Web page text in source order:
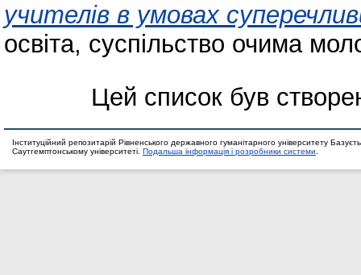
учителів в умовах
освіта, суспільство очима
Цей список був
Інституційний репозитарій Рівненського державного гуманітарного університету
Саутгемптонському університеті. Подальша інформація і розробники системи